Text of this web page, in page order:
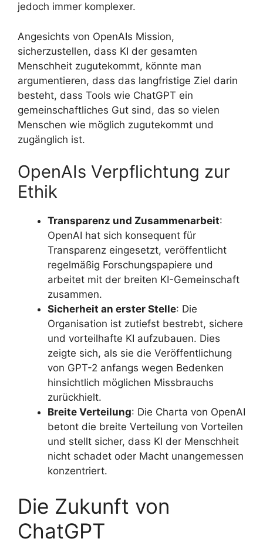
jedoch immer komplexer.
Angesichts von OpenAIs Mission,
sicherzustellen, dass KI der gesamten
Menschheit zugutekommt, könnte man
argumentieren, dass das langfristige Ziel darin
besteht, dass Tools wie ChatGPT ein
gemeinschaftliches Gut sind, das so vielen
Menschen wie möglich zugutekommt und
zugänglich ist.
OpenAIs Verpflichtung zur
Ethik
Transparenz und Zusammenarbeit:
OpenAI hat sich konsequent für
Transparenz eingesetzt, veröffentlicht
regelmäßig Forschungspapiere und
arbeitet mit der breiten KI-Gemeinschaft
zusammen.
Sicherheit an erster Stelle: Die
Organisation ist zutiefst bestrebt, sichere
und vorteilhafte KI aufzubauen. Dies
zeigte sich, als sie die Veröffentlichung
von GPT-2 anfangs wegen Bedenken
hinsichtlich möglichen Missbrauchs
zurückhielt.
Breite Verteilung: Die Charta von OpenAI
betont die breite Verteilung von Vorteilen
und stellt sicher, dass KI der Menschheit
nicht schadet oder Macht unangemessen
konzentriert.
Die Zukunft von
ChatGPT